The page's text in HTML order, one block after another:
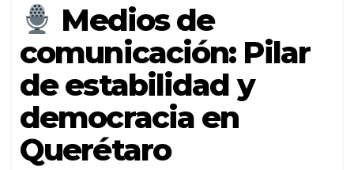
Medios de
comunicación: Pilar
de estabilidad y
democracia en
Querétaro